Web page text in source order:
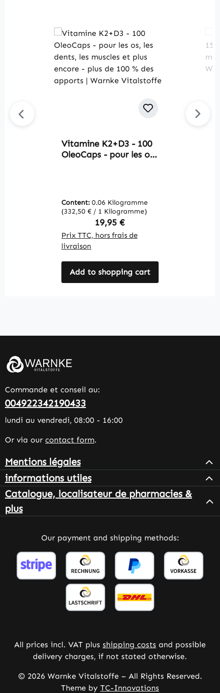
Vitamine K2+D3 - 100
OleoCaps - pour les os,
Warnke Vitalstoffe
Content: 0.06 Kilogramme
(332,50 € / 1 Kilogramme)
Regular price:
19,95 €
Prix TTC, hors frais de
livraison
Add to shopping cart
Commande et conseil au:
004922342190433
lundi au vendredi, 08:00 - 16:00
Or via our contact form.
Mentions légales
informations utiles
Catalogue, localisateur de pharmacies &
plus
Our payment and shipping methods:
All prices incl. VAT plus shipping costs and possible
delivery charges, if not stated otherwise.
© 2026 Warnke Vitalstoffe – All Rights Reserved.
Theme by TC-Innovations